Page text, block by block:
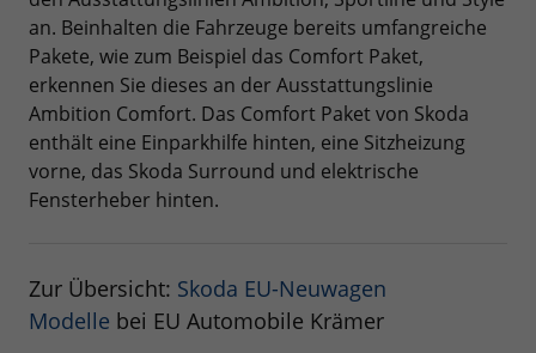
an. Beinhalten die Fahrzeuge bereits umfangreiche
Pakete, wie zum Beispiel das Comfort Paket,
erkennen Sie dieses an der Ausstattungslinie
Ambition Comfort. Das Comfort Paket von Skoda
enthält eine Einparkhilfe hinten, eine Sitzheizung
vorne, das Skoda Surround und elektrische
Fensterheber hinten.
Zur Übersicht: Skoda EU-Neuwagen
Modelle bei EU Automobile Krämer